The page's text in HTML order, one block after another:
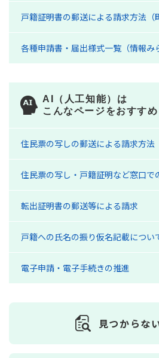
戸籍証明書の郵送による請求方法（
各種申請書・届出様式一覧（情報み
AI（人工知能）は
こんなページをおすす
住民票の写しの郵送による請求方法
住民票の写し・戸籍証明など窓口で
転出証明書の郵送等による請求
戸籍への氏名の振り仮名記載につい
電子申請・電子手続きの推進
見つからな